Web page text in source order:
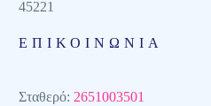
45221
ΕΠΙΚΟΙΝΩΝΙΑ
Σταθερό: 2651003501